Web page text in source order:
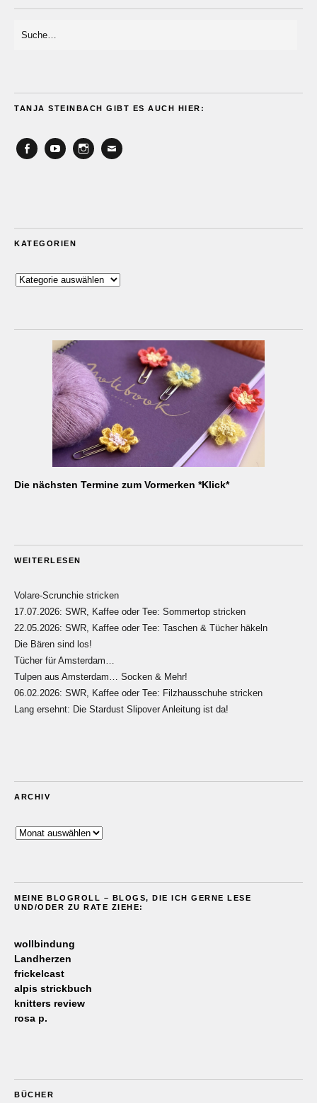
TANJA STEINBACH GIBT ES AUCH HIER:
KATEGORIEN
Kategorien
Die nächsten Termine zum Vormerken *Klick*
WEITERLESEN
Volare-Scrunchie stricken
17.07.2026: SWR, Kaffee oder Tee: Sommertop stricken
22.05.2026: SWR, Kaffee oder Tee: Taschen & Tücher häkeln
Die Bären sind los!
Tücher für Amsterdam…
Tulpen aus Amsterdam… Socken & Mehr!
06.02.2026: SWR, Kaffee oder Tee: Filzhausschuhe stricken
Lang ersehnt: Die Stardust Slipover Anleitung ist da!
ARCHIV
Archiv
MEINE BLOGROLL – BLOGS, DIE ICH GERNE LESE
UND/ODER ZU RATE ZIEHE:
wollbindung
Landherzen
frickelcast
alpis strickbuch
knitters review
rosa p.
BÜCHER